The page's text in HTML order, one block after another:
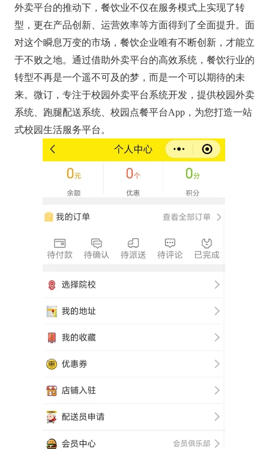
外卖平台的推动下，餐饮业不仅在服务模式上实现了转
型，更在产品创新、运营效率等方面得到了全面提升。面
对这个瞬息万变的市场，餐饮企业唯有不断创新，才能立
于不败之地。通过借助外卖平台的高效系统，餐饮行业的
转型不再是一个遥不可及的梦，而是一个可以期待的未
来。微订，专注于校园外卖平台系统开发，提供校园外卖
系统、跑腿配送系统、校园点餐平台App，为您打造一站
式校园生活服务平台。